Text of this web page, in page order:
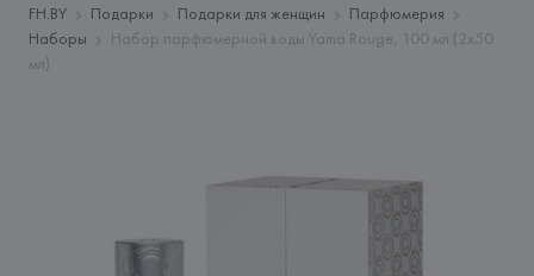
FH.BY Подарки Подарки для женщин
Парфюмерия
Наборы
Набор парфюмерной воды Yama Rouge, 100 мл (2x50
мл)